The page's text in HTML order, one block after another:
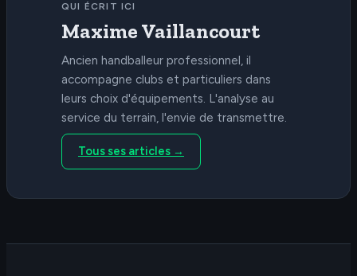
QUI ÉCRIT ICI
Maxime Vaillancourt
Ancien handballeur professionnel, il
accompagne clubs et particuliers dans
leurs choix d'équipements. L'analyse au
service du terrain, l'envie de transmettre.
Tous ses articles →